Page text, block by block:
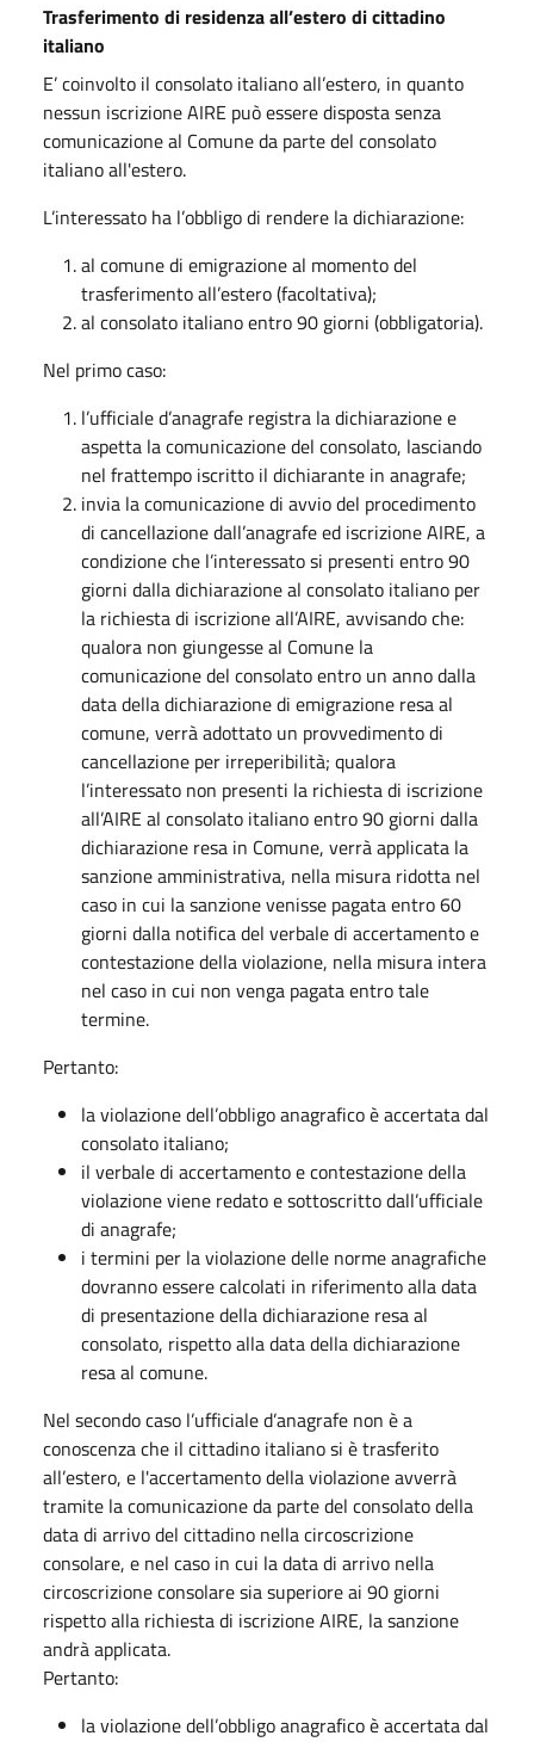
Trasferimento di residenza all’estero di cittadino
italiano
E’ coinvolto il consolato italiano all’estero, in quanto
nessun iscrizione AIRE può essere disposta senza
comunicazione al Comune da parte del consolato
italiano all'estero.
L’interessato ha l’obbligo di rendere la dichiarazione:
al comune di emigrazione al momento del
trasferimento all’estero (facoltativa);
al consolato italiano entro 90 giorni (obbligatoria).
Nel primo caso:
l’ufficiale d’anagrafe registra la dichiarazione e
aspetta la comunicazione del consolato, lasciando
nel frattempo iscritto il dichiarante in anagrafe;
invia la comunicazione di avvio del procedimento
di cancellazione dall’anagrafe ed iscrizione AIRE, a
condizione che l’interessato si presenti entro 90
giorni dalla dichiarazione al consolato italiano per
la richiesta di iscrizione all’AIRE, avvisando che:
qualora non giungesse al Comune la
comunicazione del consolato entro un anno dalla
data della dichiarazione di emigrazione resa al
comune, verrà adottato un provvedimento di
cancellazione per irreperibilità; qualora
l’interessato non presenti la richiesta di iscrizione
all’AIRE al consolato italiano entro 90 giorni dalla
dichiarazione resa in Comune, verrà applicata la
sanzione amministrativa, nella misura ridotta nel
caso in cui la sanzione venisse pagata entro 60
giorni dalla notifica del verbale di accertamento e
contestazione della violazione, nella misura intera
nel caso in cui non venga pagata entro tale
termine.
Pertanto:
la violazione dell’obbligo anagrafico è accertata dal
consolato italiano;
il verbale di accertamento e contestazione della
violazione viene redato e sottoscritto dall’ufficiale
di anagrafe;
i termini per la violazione delle norme anagrafiche
dovranno essere calcolati in riferimento alla data
di presentazione della dichiarazione resa al
consolato, rispetto alla data della dichiarazione
resa al comune.
Nel secondo caso l’ufficiale d’anagrafe non è a
conoscenza che il cittadino italiano si è trasferito
all’estero, e l'accertamento della violazione avverrà
tramite la comunicazione da parte del consolato della
data di arrivo del cittadino nella circoscrizione
consolare, e nel caso in cui la data di arrivo nella
circoscrizione consolare sia superiore ai 90 giorni
rispetto alla richiesta di iscrizione AIRE, la sanzione
andrà applicata.
Pertanto:
la violazione dell’obbligo anagrafico è accertata dal